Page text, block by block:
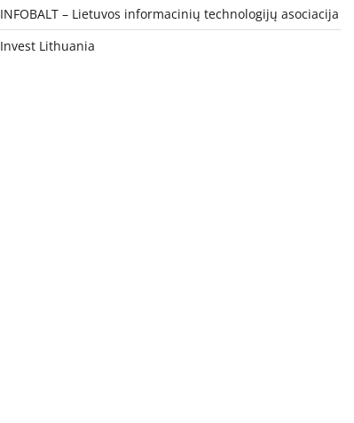
INFOBALT – Lietuvos informacinių technologijų asociacija
Invest Lithuania